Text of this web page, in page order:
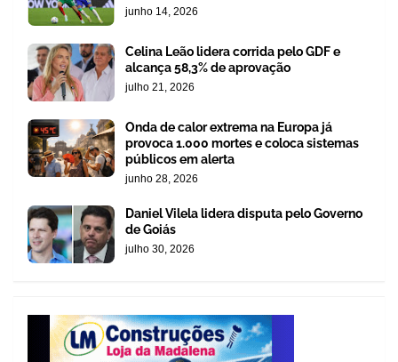
junho 14, 2026
Celina Leão lidera corrida pelo GDF e
alcança 58,3% de aprovação
julho 21, 2026
Onda de calor extrema na Europa já
provoca 1.000 mortes e coloca sistemas
públicos em alerta
junho 28, 2026
Daniel Vilela lidera disputa pelo Governo
de Goiás
julho 30, 2026